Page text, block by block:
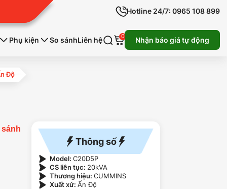
Hotline 24/7: 0965 108 899
Phụ kiện So sánhLiên hệ 0 Nhận báo giá tự động
Độ
Thông số
Model:C20D5P
CS liên tục: 20kVA
Thương hiệu:CUMMINS
Xuất xứ:Ấn Độ